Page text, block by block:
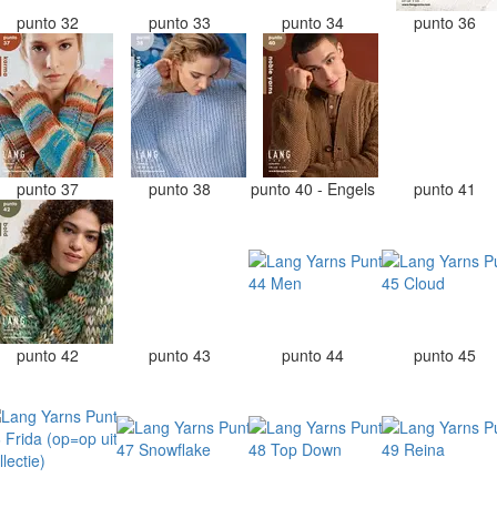
punto 32 punto 33 punto 34 punto 36
punto 37 punto 38 punto 40 - Engels punto 41
punto 42 punto 43 punto 44 punto 45